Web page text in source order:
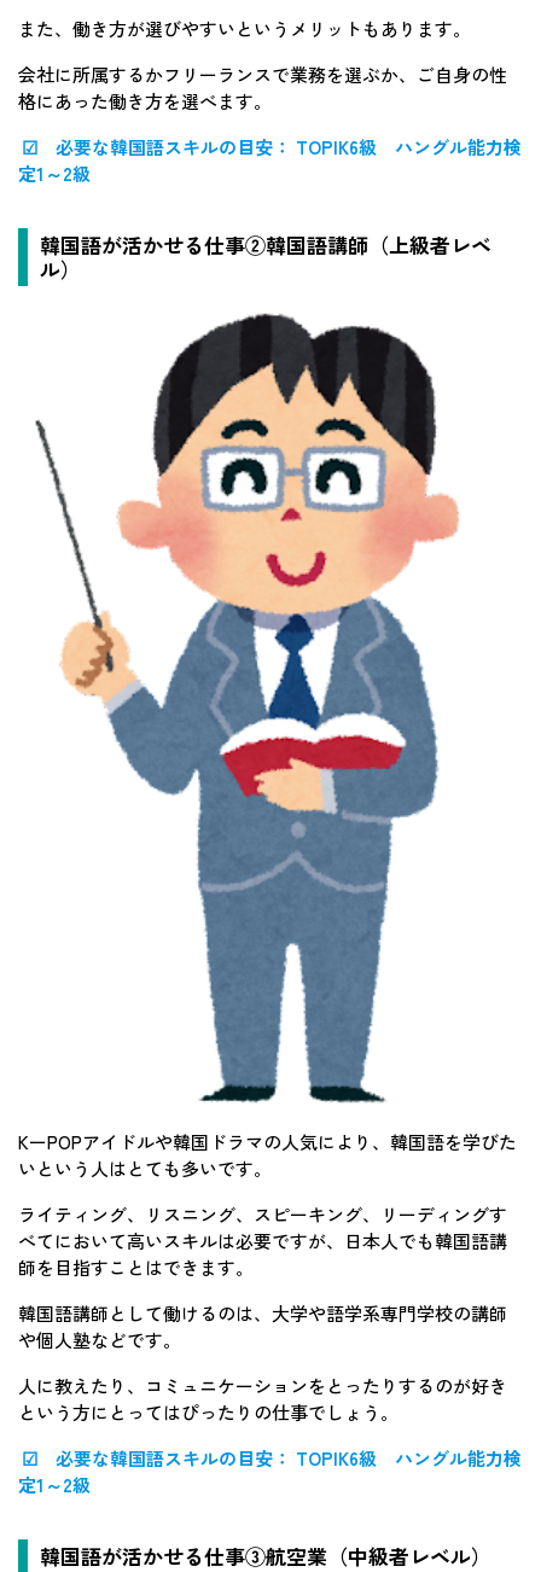
また、働き方が選びやすいというメリットもあります。
会社に所属するかフリーランスで業務を選ぶか、ご自身の性
格にあった働き方を選べます。
☑ 必要な韓国語スキルの目安： TOPIK6級 ハングル能力検
定1～2級
韓国語が活かせる仕事②韓国語講師（上級者レベ
ル）
KーPOPアイドルや韓国ドラマの人気により、韓国語を学びた
いという人はとても多いです。
ライティング、リスニング、スピーキング、リーディングす
べてにおいて高いスキルは必要ですが、日本人でも韓国語講
師を目指すことはできます。
韓国語講師として働けるのは、大学や語学系専門学校の講師
や個人塾などです。
人に教えたり、コミュニケーションをとったりするのが好き
という方にとってはぴったりの仕事でしょう。
☑ 必要な韓国語スキルの目安： TOPIK6級 ハングル能力検
定1～2級
韓国語が活かせる仕事③航空業（中級者レベル）